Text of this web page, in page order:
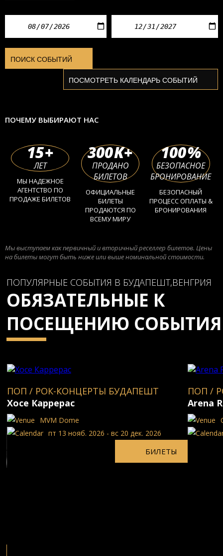
ПОЧЕМУ ВЫБИРАЮТ НАС
15+
ЛЕТ
МЫ НАДЕЖНОЕ
АГЕНТСТВО ПО
ПРОДАЖЕ БИЛЕТОВ
300K+
ПРОДАНО
БИЛЕТОВ
ОФИЦИАЛЬНЫЕ
БИЛЕТЫ
ПРОДАЮТСЯ ПО
ВСЕМУ МИРУ
100%
БЕЗОПАСНОЕ
БРОНИРОВАНИЕ
БЕЗОПАСНЫЙ
ПРОЦЕСС ОПЛАТЫ &
БРОНИРОВАНИЯ
Мы выступаем как первичный и вторичный реселлер билетов. Цены
на билеты могут быть ниже или выше номинальной стоимости.
ПОПУЛЯРНЫЕ СОБЫТИЯ В БУДАПЕШТ,ВЕНГРИЯ
ОБЯЗАТЕЛЬНЫЕ К
ПОСЕЩЕНИЮ СОБЫТИЯ
ПОП / РОК-КОНЦЕРТЫ БУДАПЕШТ
Хосе Каррерас
MVM Dome
пт 13 нояб. 2026 - вс 20 дек. 2026
БИЛЕТЫ
ПОП /
Arena